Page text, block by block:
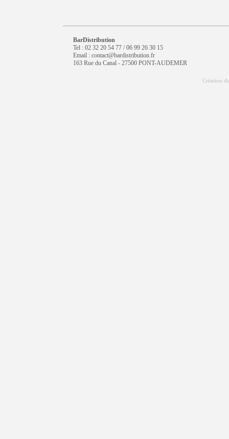
BarDistribution
Tel : 02 32 20 54 77 / 06 99 26 30 15
Email : contact@bardistribution.fr
163 Rue du Canal - 27500 PONT-AUDEMER
Création